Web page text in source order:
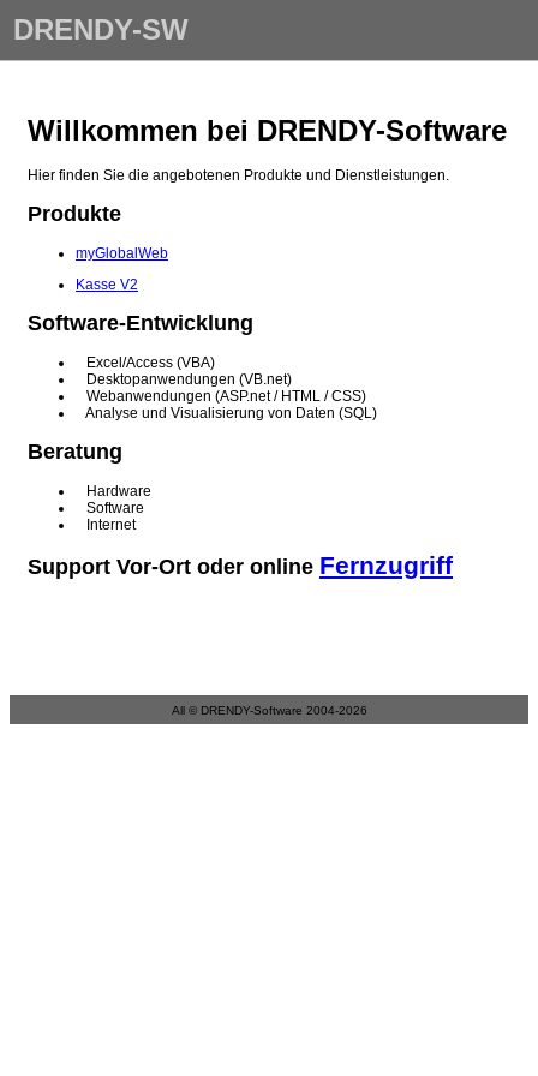
DRENDY-SW
Willkommen bei DRENDY-Software
Hier finden Sie die angebotenen Produkte und Dienstleistungen.
Produkte
myGlobalWeb
Kasse V2
Software-Entwicklung
Excel/Access (VBA)
Desktopanwendungen (VB.net)
Webanwendungen (ASP.net / HTML / CSS)
Analyse und Visualisierung von Daten (SQL)
Beratung
Hardware
Software
Internet
Support Vor-Ort oder online Fernzugriff
All © DRENDY-Software 2004-2026